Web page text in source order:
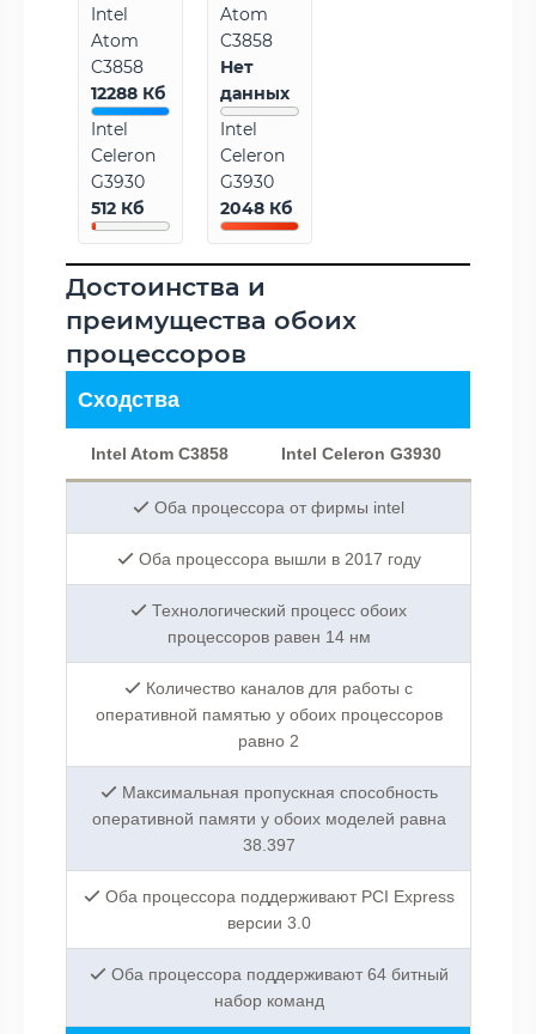
Intel
Atom
C3858
12288 Кб
Intel
Celeron
G3930
512 Кб
Atom
C3858
Нет
данных
Intel
Celeron
G3930
2048 Кб
Достоинства и
преимущества обоих
процессоров
Сходства
Intel Atom C3858 Intel Celeron G3930
Оба процессора от фирмы intel
Оба процессора вышли в 2017 году
Технологический процесс обоих
процессоров равен 14 нм
Количество каналов для работы с
оперативной памятью у обоих процессоров
равно 2
Максимальная пропускная способность
оперативной памяти у обоих моделей равна
38.397
Оба процессора поддерживают PCI Express
версии 3.0
Оба процессора поддерживают 64 битный
набор команд